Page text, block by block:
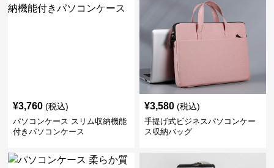
¥3,760 (税込)
パソコンケース スリム収納機能
付きパソコンケース
¥3,580 (税込)
手提げ式ビジネスパソコンケー
ス収納バッグ